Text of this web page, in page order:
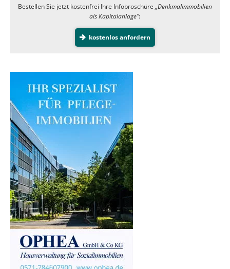
Bestellen Sie jetzt kostenfrei Ihre Infobroschüre „Denkmalimmobilien
als Kapitalanlage”:
kostenlos anfordern